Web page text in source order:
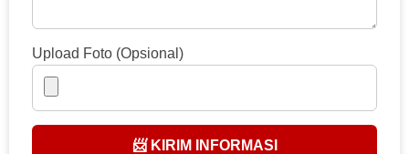
Upload Foto (Opsional)
📨 KIRIM INFORMASI